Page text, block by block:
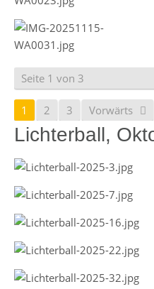
Seite 1 von 3
1 2 3 Vorwärts
Lichterball,